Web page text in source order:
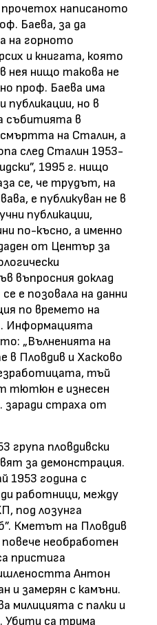
прочетох написаното
Баева, за да
на горното
и книгата, която
нея нищо такова не
проф. Баева има
публикации, но в
събитията в
на Сталин, а
след Сталин 1953-
1995 г. нищо
се, че трудът, на
е публикуван не в
публикации,
по-късно, а именно
от Център за
въпросния доклад
е позовала на данни
по времето на
Информацията
„Вълненията на
Пловдив и Хасково
тъй
тютюн е изнесен
заради страха от
група пловдивски
за демонстрация.
1953 година с
работници, между
под лозунга
Кметът на Пловдив
необработен
пристига
Антон
и замерян с камъни.
милицията с палки и
Убити са трима